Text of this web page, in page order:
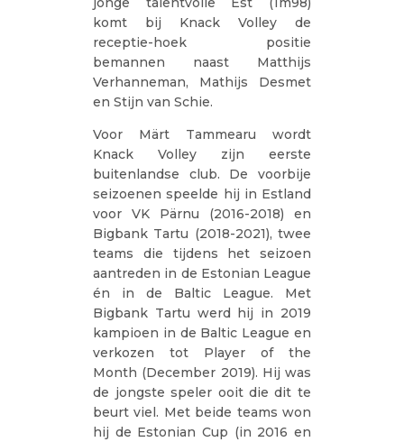
komt bij Knack Volley de
receptie-hoek positie
bemannen naast Matthijs
Verhanneman, Mathijs Desmet
en Stijn van Schie.
Voor Märt Tammearu wordt
Knack Volley zijn eerste
buitenlandse club. De voorbije
seizoenen speelde hij in Estland
voor VK Pärnu (2016-2018) en
Bigbank Tartu (2018-2021), twee
teams die tijdens het seizoen
aantreden in de Estonian League
én in de Baltic League. Met
Bigbank Tartu werd hij in 2019
kampioen in de Baltic League en
verkozen tot Player of the
Month (December 2019). Hij was
de jongste speler ooit die dit te
beurt viel. Met beide teams won
hij de Estonian Cup (in 2016 en